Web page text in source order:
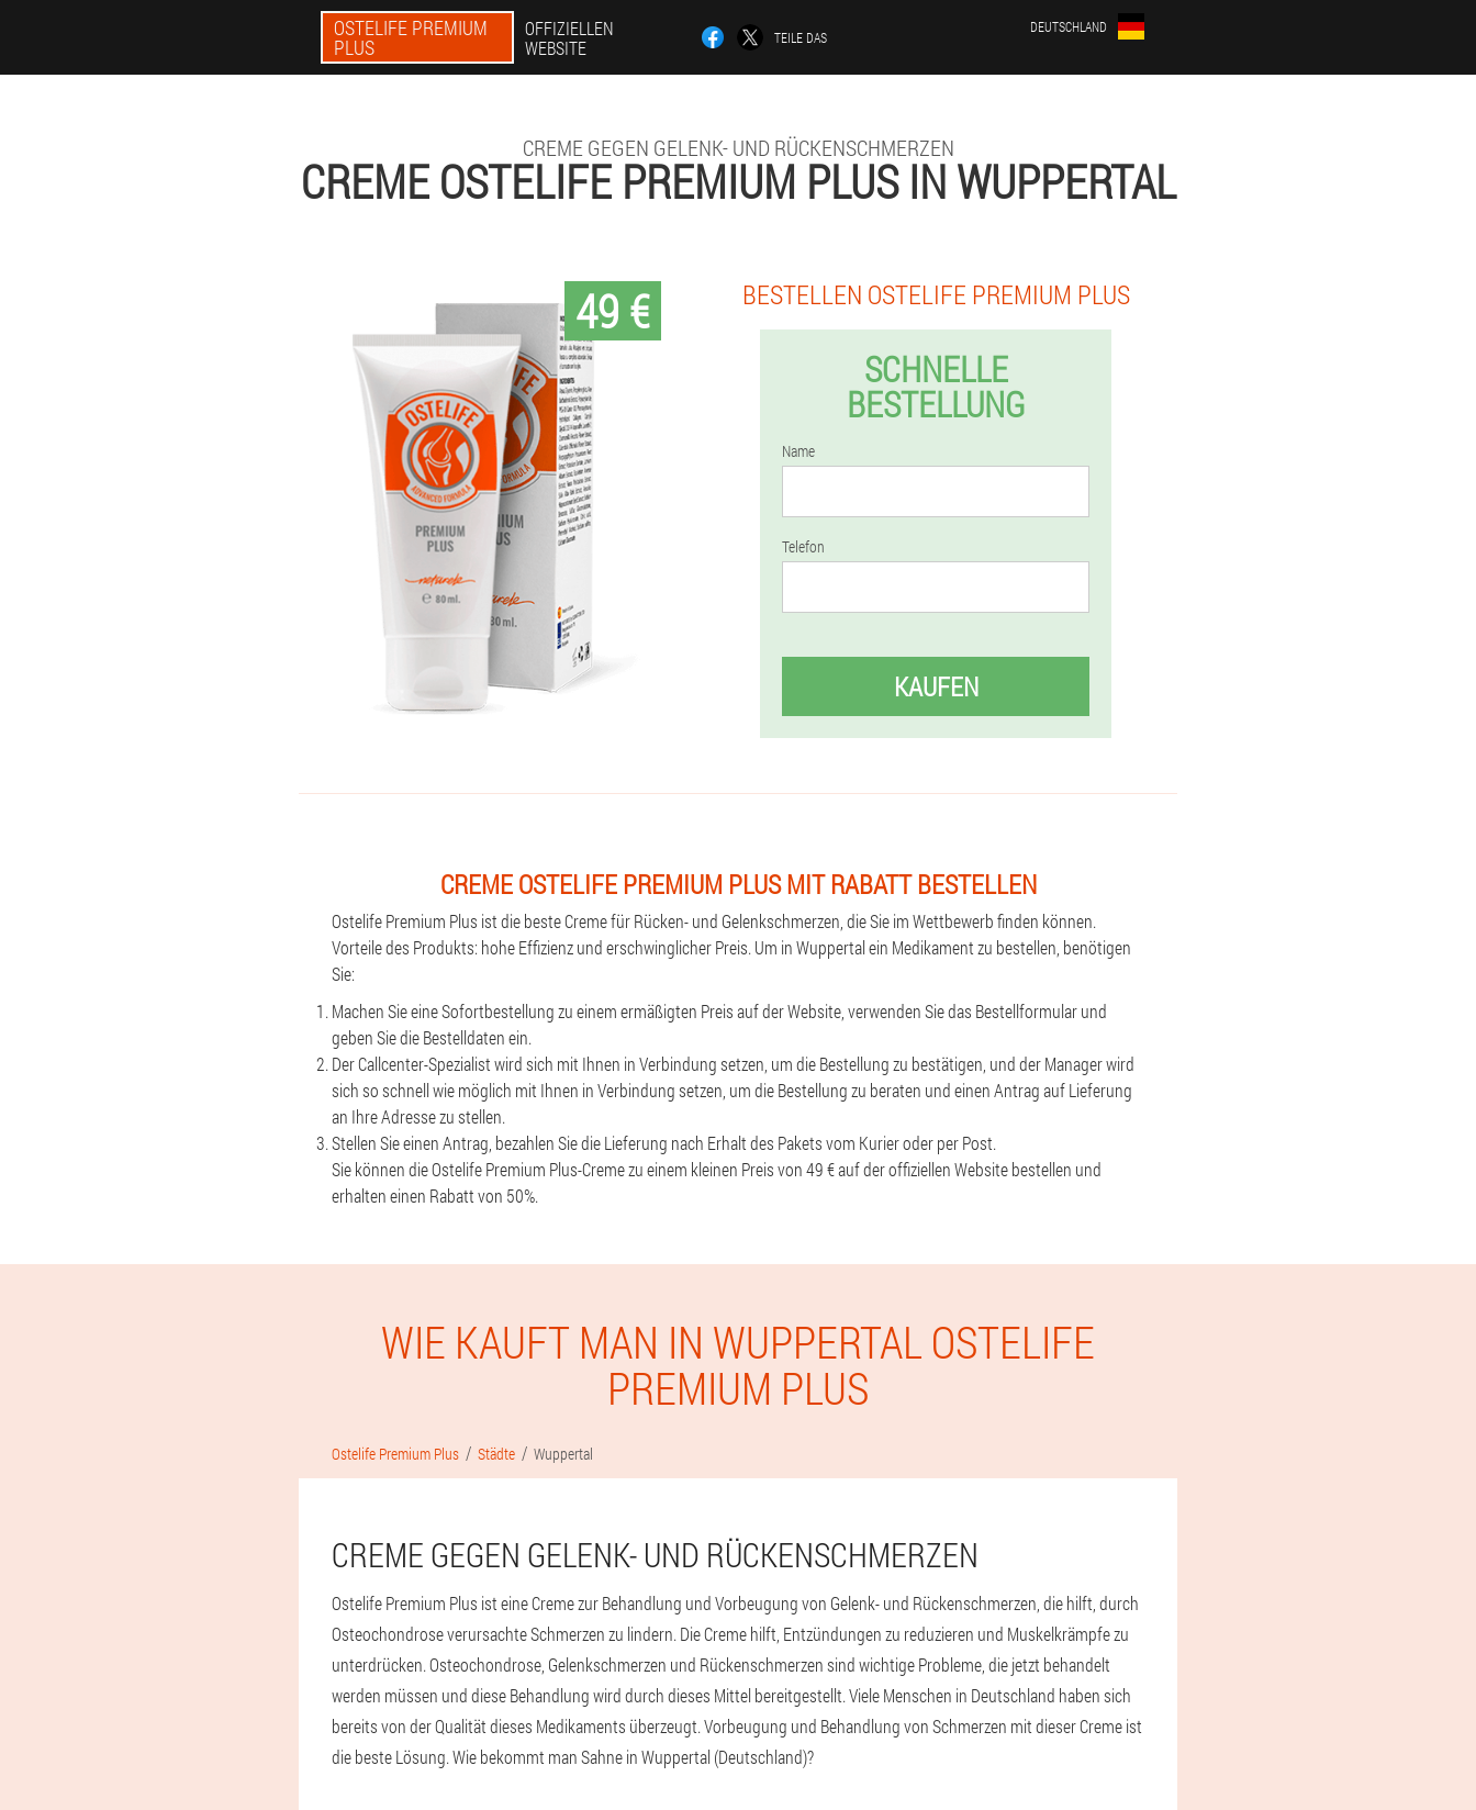
OSTELIFE PREMIUM
PLUS
OFFIZIELLEN
WEBSITE
TEILE DAS
DEUTSCHLAND
CREME GEGEN GELENK- UND RÜCKENSCHMERZEN
CREME OSTELIFE PREMIUM PLUS IN WUPPERTAL
49 € BESTELLEN OSTELIFE PREMIUM PLUS
SCHNELLE
BESTELLUNG
Name
Telefon
KAUFEN
CREME OSTELIFE PREMIUM PLUS MIT RABATT BESTELLEN
Ostelife Premium Plus ist die beste Creme für Rücken- und Gelenkschmerzen, die Sie im Wettbewerb finden können.
Vorteile des Produkts: hohe Effizienz und erschwinglicher Preis. Um in Wuppertal ein Medikament zu bestellen, benötigen
Sie:
Machen Sie eine Sofortbestellung zu einem ermäßigten Preis auf der Website, verwenden Sie das Bestellformular und
geben Sie die Bestelldaten ein.
Der Callcenter-Spezialist wird sich mit Ihnen in Verbindung setzen, um die Bestellung zu bestätigen, und der Manager wird
sich so schnell wie möglich mit Ihnen in Verbindung setzen, um die Bestellung zu beraten und einen Antrag auf Lieferung
an Ihre Adresse zu stellen.
Stellen Sie einen Antrag, bezahlen Sie die Lieferung nach Erhalt des Pakets vom Kurier oder per Post.
Sie können die Ostelife Premium Plus-Creme zu einem kleinen Preis von 49 € auf der offiziellen Website bestellen und
erhalten einen Rabatt von 50%.
WIE KAUFT MAN IN WUPPERTAL OSTELIFE
PREMIUM PLUS
Ostelife Premium Plus Städte Wuppertal
CREME GEGEN GELENK- UND RÜCKENSCHMERZEN
Ostelife Premium Plus ist eine Creme zur Behandlung und Vorbeugung von Gelenk- und Rückenschmerzen, die hilft, durch
Osteochondrose verursachte Schmerzen zu lindern. Die Creme hilft, Entzündungen zu reduzieren und Muskelkrämpfe zu
unterdrücken. Osteochondrose, Gelenkschmerzen und Rückenschmerzen sind wichtige Probleme, die jetzt behandelt
werden müssen und diese Behandlung wird durch dieses Mittel bereitgestellt. Viele Menschen in Deutschland haben sich
bereits von der Qualität dieses Medikaments überzeugt. Vorbeugung und Behandlung von Schmerzen mit dieser Creme ist
die beste Lösung. Wie bekommt man Sahne in Wuppertal (Deutschland)?